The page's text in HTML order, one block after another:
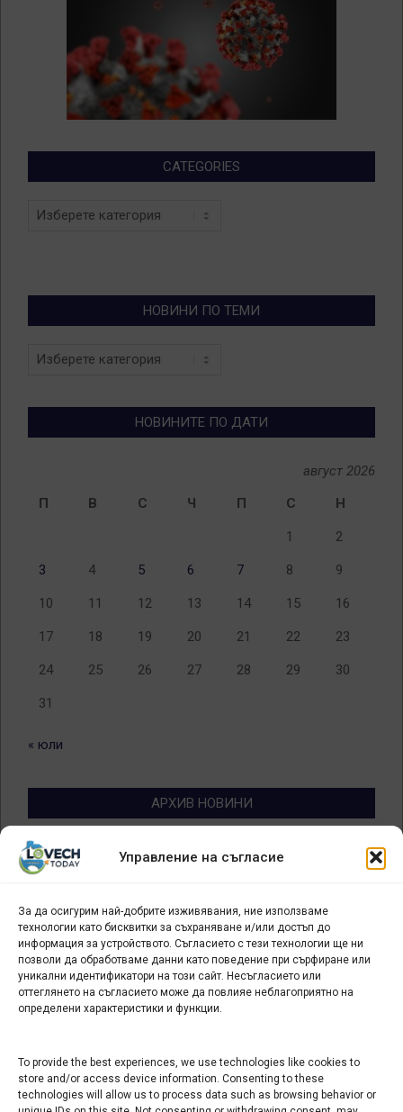
Управление на съгласие
За да осигурим най-добрите изживявания, ние използваме
технологии като бисквитки за съхраняване и/или достъп до
информация за устройството. Съгласието с тези технологии ще ни
позволи да обработваме данни като поведение при сърфиране или
уникални идентификатори на този сайт. Несъгласието или
оттеглянето на съгласието може да повлияе неблагоприятно на
определени характеристики и функции.
To provide the best experiences, we use technologies like cookies to
store and/or access device information. Consenting to these
technologies will allow us to process data such as browsing behavior or
CATEGORIES
Categories
НОВИНИ ПО ТЕМИ
Новини
НОВИНИТЕ ПО ДАТИ
август 2026
П
В С Ч П С Н
1 2
3 4 5 6 7 8 9
10 11 12 13 14 15 16
17 18 19 20 21 22 23
24 25 26 27 28 29 30
31
« юли
АРХИВ НОВИНИ
Архив
новини
БИЗНЕС
Арт галерия "Мостове" – магазин за изкуство
СЕВЕРОЗАПАДА ИНФОРМАЦИОНЕН БИЗНЕС
ТУРИСТИЧЕСКИ КЛЪСТЕР
ИНСТИТУЦИИ В ЛОВЕЧ
Административен съд Ловеч